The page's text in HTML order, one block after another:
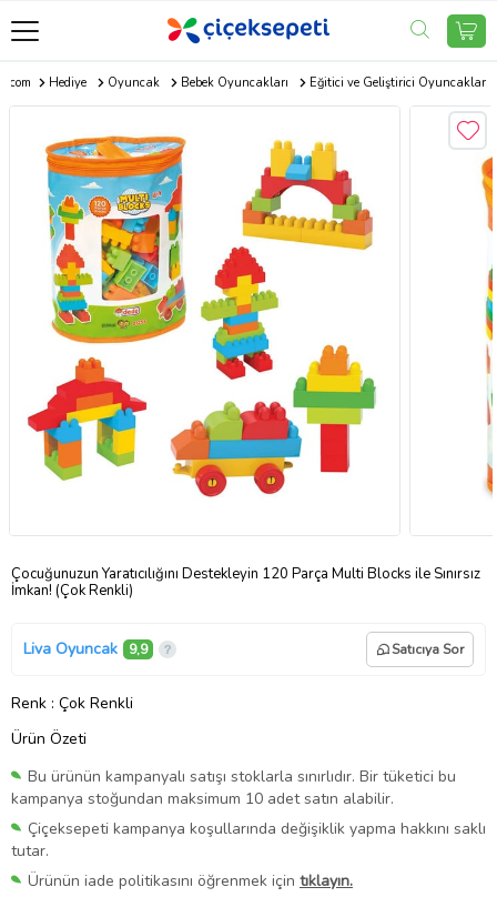
Hediye Oyuncak Bebek Oyuncakları Eğitici ve Geliştirici Oyuncaklar
Çocuğunuzun Yaratıcılığını Destekleyin 120 Parça Multi Blocks ile Sınırsız
İmkan! (Çok Renkli)
Liva Oyuncak 9,9 Satıcıya Sor
Renk : Çok Renkli
Ürün Özeti
Bu ürünün kampanyalı satışı stoklarla sınırlıdır. Bir tüketici bu
kampanya stoğundan maksimum 10 adet satın alabilir.
Çiçeksepeti kampanya koşullarında değişiklik yapma hakkını saklı
tutar.
Ürünün iade politikasını öğrenmek için tıklayın.